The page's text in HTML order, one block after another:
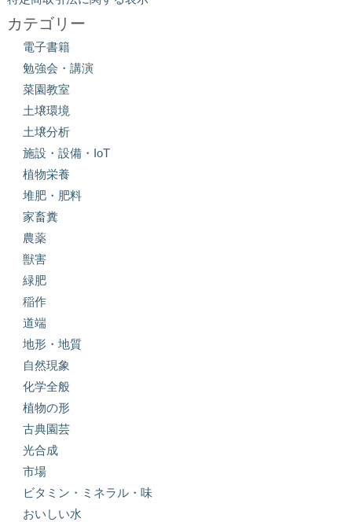
カテゴリー
電子書籍
勉強会・講演
菜園教室
土壌環境
土壌分析
施設・設備・IoT
植物栄養
堆肥・肥料
家畜糞
農薬
獣害
緑肥
稲作
道端
地形・地質
自然現象
化学全般
植物の形
古典園芸
光合成
市場
ビタミン・ミネラル・味
おいしい水